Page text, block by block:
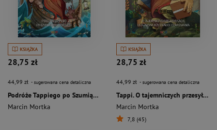
KSIĄŻKA
28,75 zł
44,99 zł - sugerowana cena detaliczna
Podróże Tappiego po Szumiących Morzach. Tappi
Marcin Mortka
KSIĄŻKA
28,75 zł
44,99 zł - sugerowana cena detaliczna
Tappi. O tajemniczych przesyłkach, latającym jeżu i nauce czarowania
Marcin Mortka
7,8 (45)